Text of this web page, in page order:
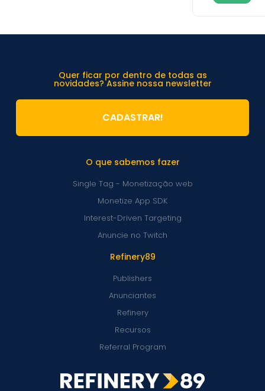
Refinery89
Publishers
Anunciantes
Refinery
Recursos
Referral Program
O que sabemos fazer
Single Tag - Monetização web
Monetize App SDK
Interest-Driven Targeting
Anuncie no Twitch
Quer ficar por dentro de todas as
novidades? Assine nossa newsletter
CADASTRAR!